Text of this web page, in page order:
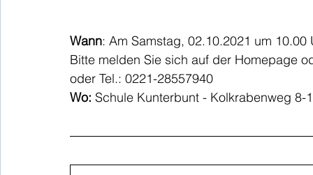
Wann: Am Samstag, 02.10.2021 um
Bitte melden Sie sich auf der Homepage
oder Tel.: 0221-28557940
Wo: Schule Kunterbunt - Kolkrabenweg 8-